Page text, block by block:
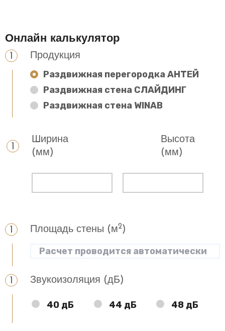
Онлайн калькулятор
Продукция
Раздвижная перегородка АНТЕЙ
Раздвижная стена СЛАЙДИНГ
Раздвижная стена WINAB
Ширина
(мм)
Высота
(мм)
Площадь стены (м2)
Звукоизоляция (дБ)
40 дБ 44 дБ 48 дБ